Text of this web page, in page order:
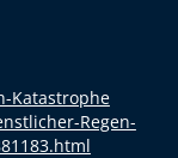
Katastrophe
Regen-